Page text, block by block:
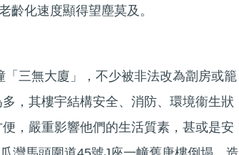
齡化速度顯得望塵莫及。
三無大廈」，不少被非法改為劏房或籠
，其樓宇結構安全、消防、環境衞生狀
，嚴重影響他們的生活質素，甚或是安